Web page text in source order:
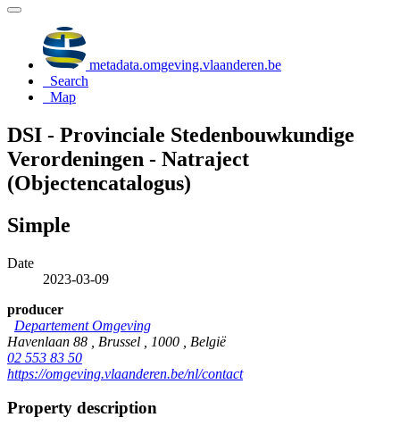
metadata.omgeving.vlaanderen.be
Search
Map
DSI - Provinciale Stedenbouwkundige
Verordeningen - Natraject
(Objectencatalogus)
Simple
Date
2023-03-09
producer
Departement Omgeving
Havenlaan 88 , Brussel , 1000 , België
02 553 83 50
https://omgeving.vlaanderen.be/nl/contact
Property description